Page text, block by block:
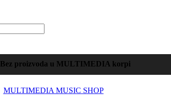
Bez proizvoda u MULTIMEDIA korpi
MULTIMEDIA MUSIC SHOP